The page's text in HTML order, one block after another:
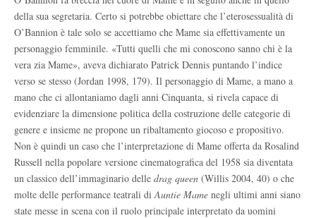
della sua segretaria. Certo si potrebbe obiettare che l’eterosessualità di
O’Bannion è tale solo se accettiamo che Mame sia effettivamente un
personaggio femminile. «Tutti quelli che mi conoscono sanno chi è la
vera zia Mame», aveva dichiarato Patrick Dennis puntando l’indice
verso se stesso (Jordan 1998, 179). Il personaggio di Mame, a mano a
mano che ci allontaniamo dagli anni Cinquanta, si rivela capace di
evidenziare la dimensione politica della costruzione delle categorie di
genere e insieme ne propone un ribaltamento giocoso e propositivo.
Non è quindi un caso che l’interpretazione di Mame offerta da Rosalind
Russell nella popolare versione cinematografica del 1958 sia diventata
un classico dell’immaginario delle drag queen (Willis 2004, 40) o che
molte delle performance teatrali diAuntie Mame negli ultimi anni siano
state messe in scena con il ruolo principale interpretato da uomini